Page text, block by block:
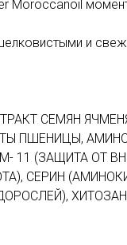
Moroccanoil
и
СЕМЯН
ПШЕНИЦЫ,
11 (ЗАЩИТА ОТ
СЕРИН